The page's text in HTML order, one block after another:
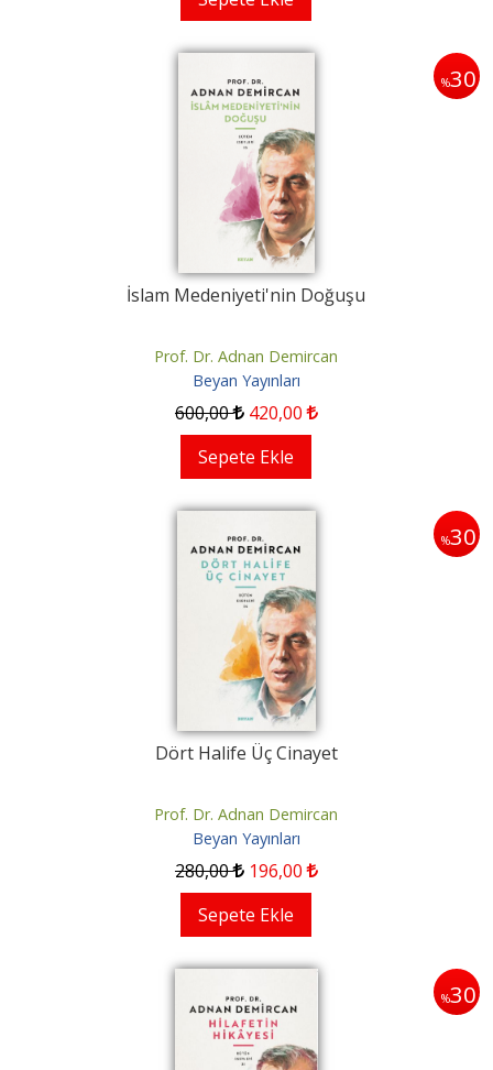
%30
İslam Medeniyeti'nin Doğuşu
Prof. Dr. Adnan Demircan
Beyan Yayınları
600,00 420,00
Sepete Ekle
%30
Dört Halife Üç Cinayet
Prof. Dr. Adnan Demircan
Beyan Yayınları
280,00 196,00
Sepete Ekle
%30